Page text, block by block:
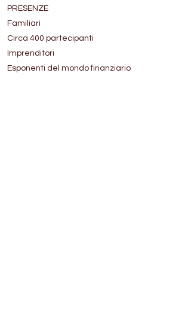
PRESENZE
Familiari
Circa 400 partecipanti
Imprenditori
Esponenti del mondo finanziario